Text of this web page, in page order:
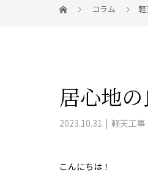
コラム
居心地
2023.10.31 軽天工事
こんにちは！